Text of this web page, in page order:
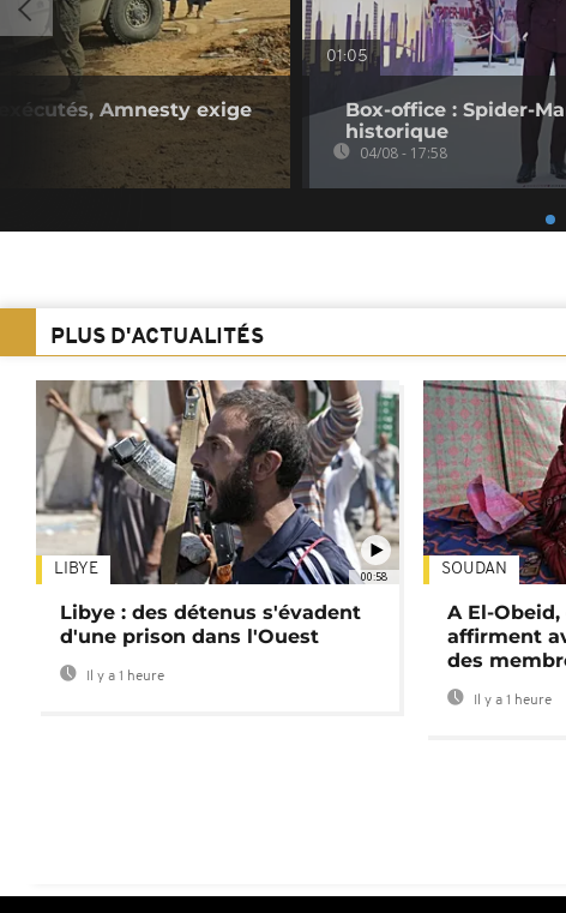
Amnesty exige
01:05
Box-office : Spider-
historique
04/08 - 17:58
PLUS D'ACTUALITÉS
00:58
LIBYE
Libye : des détenus s'évadent
d'une prison dans l'Ouest
Il y a 1 heure
SOUDAN
A El-
affirment
des
Il y a 1 heure